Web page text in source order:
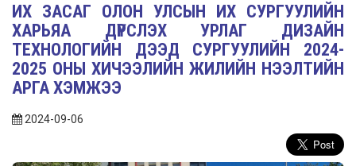
ИХ ЗАСАГ ОЛОН УЛСЫН ИХ СУРГУУЛИЙН
ХАРЬЯА ДҮРСЛЭХ УРЛАГ ДИЗАЙН
ТЕХНОЛОГИЙН ДЭЭД СУРГУУЛИЙН 2024-
2025 ОНЫ ХИЧЭЭЛИЙН ЖИЛИЙН НЭЭЛТИЙН
АРГА ХЭМЖЭЭ
2024-09-06